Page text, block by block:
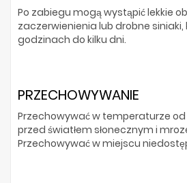
Po zabiegu mogą wystąpić lekkie
zaczerwienienia lub drobne siniaki,
godzinach do kilku dni.
PRZECHOWYWANIE
Przechowywać w temperaturze od
przed światłem słonecznym i
Przechowywać w miejscu